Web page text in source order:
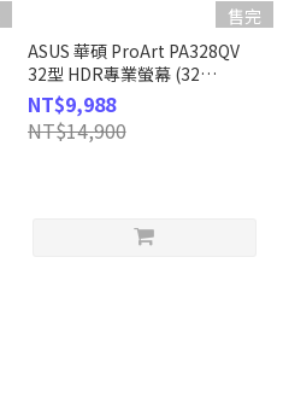
售完
ASUS 華碩 ProArt PA328QV
32型 HDR專業螢幕 (32
型/2560*1440/Delta E
2/IPS/HDMI/DP)
NT$9,988
NT$14,900